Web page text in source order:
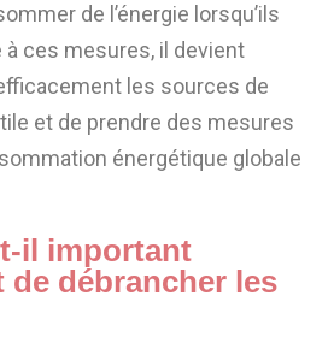
de l’énergie lorsqu’ils
ces mesures, il devient
les sources de
et de prendre des mesures
énergétique globale
il important
de débrancher les